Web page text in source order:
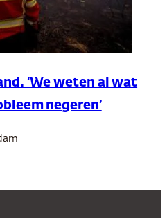
‘We weten al wat
negeren’